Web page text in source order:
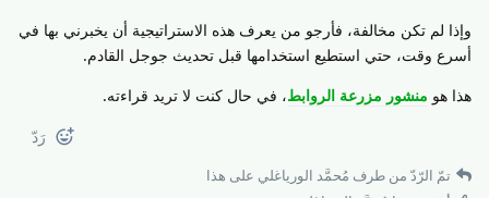
وإذا لم تكن مخالفة، فأرجو من يعرف هذه الاستراتيجية أن يخبرني بها في
أسرع وقت، حتي استطيع استخدامها قبل تحديث جوجل القادم.
هذا هو منشور مزرعة الروابط، في حال كنت لا تريد قراءته.
رَدّ
تمّ الرّدّ من طرف مُحمَّد الورياغلي على هذا